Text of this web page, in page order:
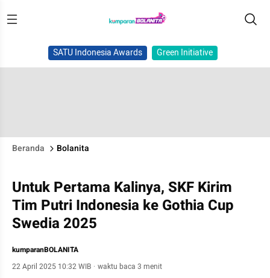
SATU Indonesia Awards Green Initiative
Beranda Bolanita
Untuk Pertama Kalinya, SKF Kirim
Tim Putri Indonesia ke Gothia Cup
Swedia 2025
kumparanBOLANITA
22 April 2025 10:32 WIB · waktu baca 3 menit